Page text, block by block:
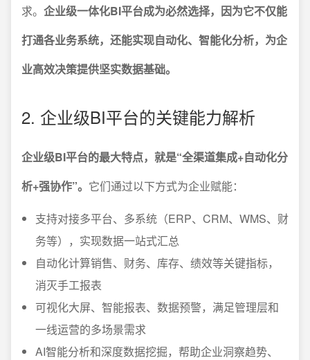
求。 企业级一体化BI平台成为必然选择，因为它不仅能
打通各业务系统，还能实现自动化、智能化分析，为企
业高效决策提供坚实数据基础。
2. 企业级BI平台的关键能力解析
企业级BI平台的最大特点，就是“全渠道集成+自动化分
析+强协作”。 它们通过以下方式为企业赋能：
支持对接多平台、多系统（ERP、CRM、WMS、财
务等），实现数据一站式汇总
自动化计算销售、财务、库存、绩效等关键指标，
消灭手工报表
可视化大屏、智能报表、数据预警，满足管理层和
一线运营的多场景需求
AI智能分析和深度数据挖掘，帮助企业洞察趋势、